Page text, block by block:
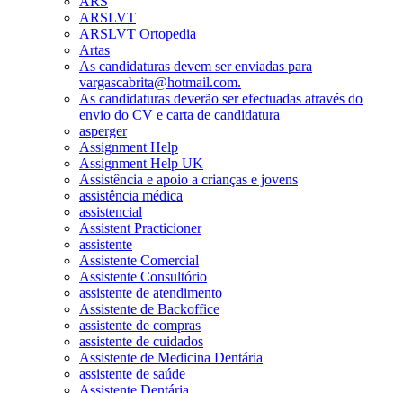
ARSLVT
ARSLVT Ortopedia
Artas
As candidaturas devem ser enviadas para
vargascabrita@hotmail.com.
As candidaturas deverão ser efectuadas através do
envio do CV e carta de candidatura
asperger
Assignment Help
Assignment Help UK
Assistência e apoio a crianças e jovens
assistência médica
assistencial
Assistent Practicioner
assistente
Assistente Comercial
Assistente Consultório
assistente de atendimento
Assistente de Backoffice
assistente de compras
assistente de cuidados
Assistente de Medicina Dentária
assistente de saúde
Assistente Dentária